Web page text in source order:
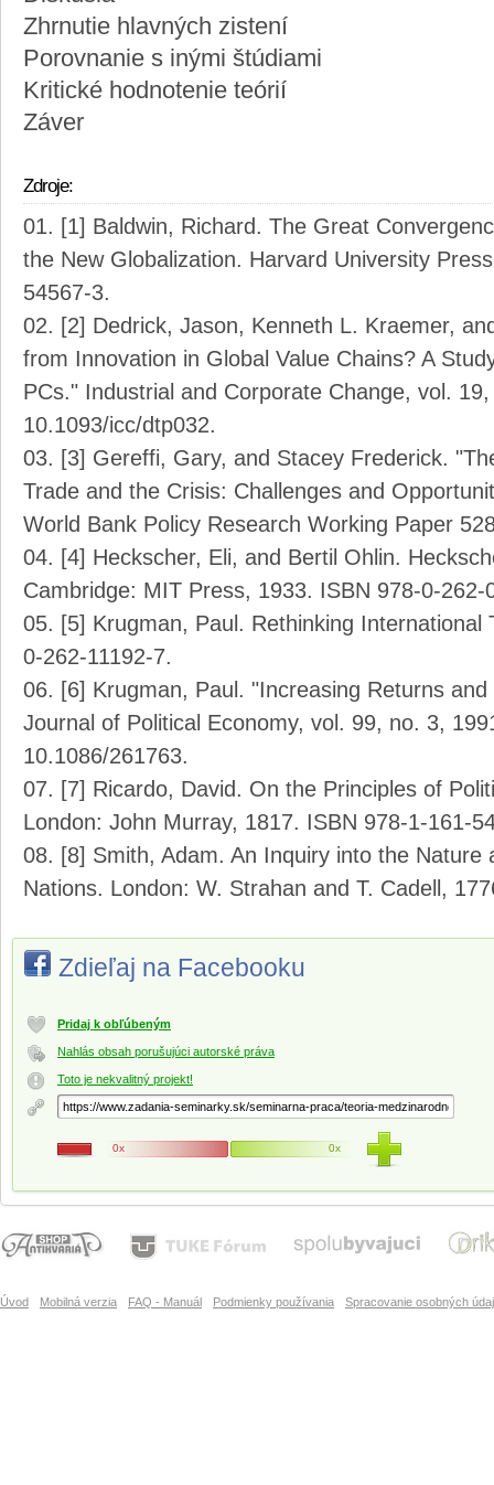
Zhrnutie hlavných zistení
Porovnanie s inými štúdiami
Kritické hodnotenie teórií
Záver
Zdroje:
[1] Baldwin, Richard. The Great
the New Globalization. Harvard University
54567-3.
[2] Dedrick, Jason, Kenneth L. Kraemer,
from Innovation in Global Value Chains? A
PCs." Industrial and Corporate Change, vol.
10.1093/icc/dtp032.
[3] Gereffi, Gary, and Stacey Frederick.
Trade and the Crisis: Challenges and
World Bank Policy Research Working Paper
[4] Heckscher, Eli, and Bertil Ohlin.
Cambridge: MIT Press, 1933. ISBN 978-0-262-
[5] Krugman, Paul. Rethinking
0-262-11192-7.
[6] Krugman, Paul. "Increasing Returns
Journal of Political Economy, vol. 99, no. 3,
10.1086/261763.
[7] Ricardo, David. On the Principles of
London: John Murray, 1817. ISBN 978-1-161-
[8] Smith, Adam. An Inquiry into the
Nations. London: W. Strahan and T. Cadell,
Zdieľaj na Facebooku
Pridaj k obľúbeným
Nahlás obsah porušujúci autorské práva
Toto je nekvalitný projekt!
0x 0x
Úvod Mobilná verzia FAQ - Manuál Podmienky používania Spracovanie osobných